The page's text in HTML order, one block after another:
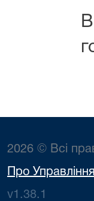
2026 © Всі
Про Управління
v1.38.1